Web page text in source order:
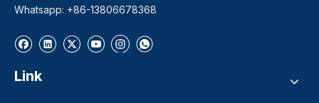
Whatsapp: +86-13806678368
Link